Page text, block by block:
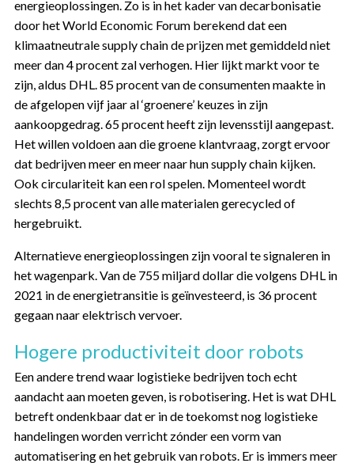
energieoplossingen. Zo is in het kader van decarbonisatie
door het World Economic Forum berekend dat een
klimaatneutrale supply chain de prijzen met gemiddeld niet
meer dan 4 procent zal verhogen. Hier lijkt markt voor te
zijn, aldus DHL. 85 procent van de consumenten maakte in
de afgelopen vijf jaar al ‘groenere’ keuzes in zijn
aankoopgedrag. 65 procent heeft zijn levensstijl aangepast.
Het willen voldoen aan die groene klantvraag, zorgt ervoor
dat bedrijven meer en meer naar hun supply chain kijken.
Ook circulariteit kan een rol spelen. Momenteel wordt
slechts 8,5 procent van alle materialen gerecycled of
hergebruikt.
Alternatieve energieoplossingen zijn vooral te signaleren in
het wagenpark. Van de 755 miljard dollar die volgens DHL in
2021 in de energietransitie is geïnvesteerd, is 36 procent
gegaan naar elektrisch vervoer.
Hogere productiviteit door robots
Een andere trend waar logistieke bedrijven toch echt
aandacht aan moeten geven, is robotisering. Het is wat DHL
betreft ondenkbaar dat er in de toekomst nog logistieke
handelingen worden verricht zónder een vorm van
automatisering en het gebruik van robots. Er is immers meer